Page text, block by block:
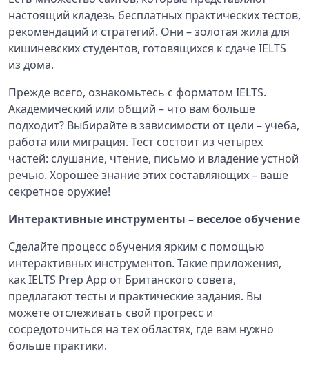
настоящий кладезь бесплатных практических тестов,
рекомендаций и стратегий. Они – золотая жила для
кишиневских студентов, готовящихся к сдаче IELTS
из дома.
Прежде всего, ознакомьтесь с форматом IELTS.
Академический или общий – что вам больше
подходит? Выбирайте в зависимости от цели – учеба,
работа или миграция. Тест состоит из четырех
частей: слушание, чтение, письмо и владение устной
речью. Хорошее знание этих составляющих – ваше
секретное оружие!
Интерактивные инструменты – веселое обучение
Сделайте процесс обучения ярким с помощью
интерактивных инструментов. Такие приложения,
как IELTS Prep App от Британского совета,
предлагают тесты и практические задания. Вы
можете отслеживать свой прогресс и
сосредоточиться на тех областях, где вам нужно
больше практики.